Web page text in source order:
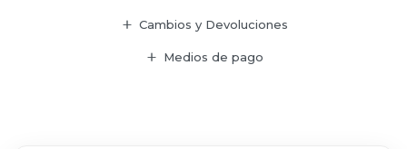
Cambios y Devoluciones
Medios de pago